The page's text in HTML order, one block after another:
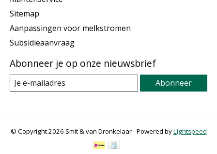
Sitemap
Aanpassingen voor melkstromen
Subsidieaanvraag
Abonneer je op onze nieuwsbrief
Abonneer
© Copyright 2026 Smit & van Dronkelaar - Powered byLightspeed